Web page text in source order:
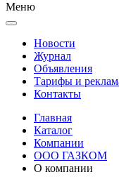
Меню
Новости
Журнал
Объявления
Тарифы и
Контакты
Главная
Каталог
Компании
ООО ГАЗКОМ
О компании